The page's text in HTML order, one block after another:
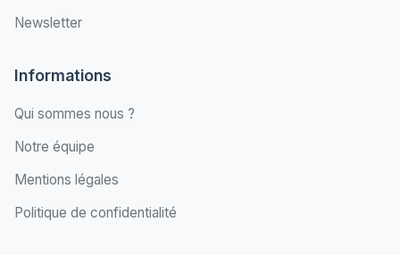
Newsletter
Informations
Qui sommes nous ?
Notre équipe
Mentions légales
Politique de confidentialité